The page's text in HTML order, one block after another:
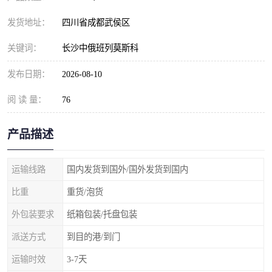
发货地址： 四川省成都武侯区
关键词： 长沙中俄班列莫斯科
发布日期： 2026-08-10
阅 读 量： 76
产品描述
运输线路 国内发货到国外/国外发货到国内
比重 重货/泡货
外包装要求 纸箱包装/托盘包装
派送方式 到目的港/到门
运输时效 3-7天